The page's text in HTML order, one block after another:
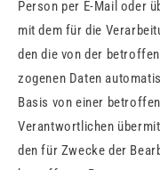
Per­son per E-Mail oder
mit dem für die
den die von der
zo­ge­nen Daten
Basis von einer
Ver­ant­wort­li­chen
den für Zwe­cke der